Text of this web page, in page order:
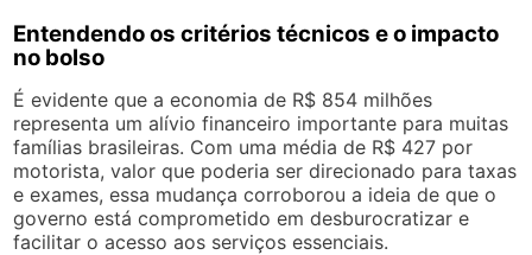
Entendendo os critérios técnicos e o impacto
no bolso
É evidente que a economia de R$ 854 milhões
representa um alívio financeiro importante para muitas
famílias brasileiras. Com uma média de R$ 427 por
motorista, valor que poderia ser direcionado para taxas
e exames, essa mudança corroborou a ideia de que o
governo está comprometido em desburocratizar e
facilitar o acesso aos serviços essenciais.